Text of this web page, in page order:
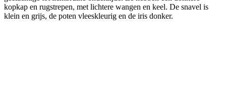
kopkap en rugstrepen, met lichtere wangen en keel. De snavel is
klein en grijs, de poten vleeskleurig en de iris donker.